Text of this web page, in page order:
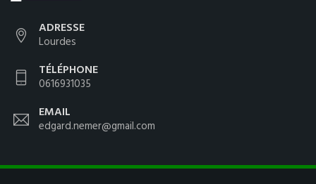
ADRESSE
Lourdes
TÉLÉPHONE
0616931035
EMAIL
edgard.nemer@gmail.com